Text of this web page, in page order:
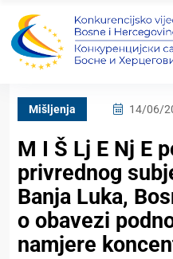
Mišljenja 14/06/
M I Š Lj E Nj E
privrednog
Banja Luka,
o obavezi
namjere